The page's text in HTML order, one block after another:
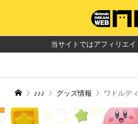
当サイトではアフィリエ
♪♪♪ グッズ情報 ワドルディも参戦